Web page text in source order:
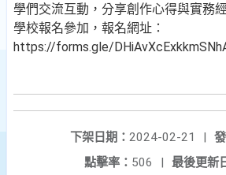
學們交流互動，分享創作心得與實務
學校報名參加，報名網址：
https://forms.gle/
下架日期： 2024-02-21
|
最後更新
點擊率： 506 |